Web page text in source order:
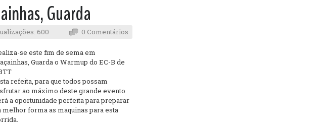
Guarda
600 0 Comentários
se este fim de sema em
Guarda o Warmup do EC-B de
refeita, para que todos possam
ao máximo deste grande evento.
a oportunidade perfeita para preparar
melhor forma as maquinas para esta